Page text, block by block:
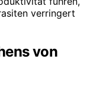
verringert
von